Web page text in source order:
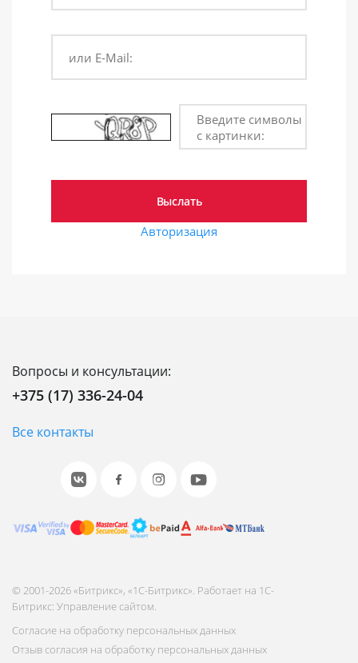
или E-Mail:
Введите символы
с картинки:
Авторизация
Вопросы и консультации:
+375 (17) 336-24-04
Все контакты
© 2001-2026 «Битрикс», «1С-Битрикс». Работает на 1С-
Битрикс: Управление сайтом.
Согласие на обработку персональных данных
Отзыв согласия на обработку персональных данных